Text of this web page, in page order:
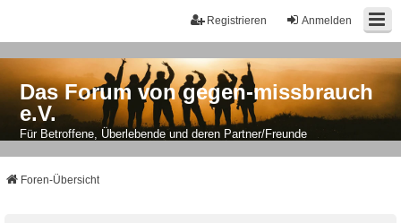
Anmelden
Registrieren
Das Forum von gegen-missbrauch
e.V.
Für Betroffene, Überlebende und deren Partner/Freunde
Foren-Übersicht